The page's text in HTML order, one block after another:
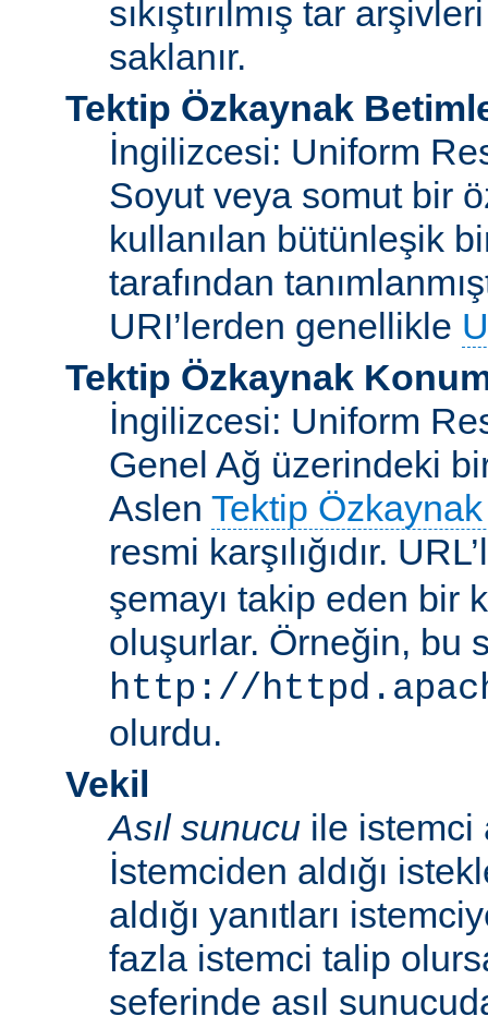
sıkıştırılmış tar
saklanır.
Tektip Özkaynak
İngilizcesi: Uniform
Soyut veya somut bir
kullanılan bütünleşik
tarafından
URI’lerden genellikle
Tektip Özkaynak
İngilizcesi: Uniform
Genel Ağ üzerindeki
Aslen Tektip
resmi karşılığıdır.
şemayı takip eden bir
oluşurlar. Örneğin, bu
http://
olurdu.
Vekil
Asıl sunucu ile istemci
İstemciden aldığı
aldığı yanıtları
fazla istemci talip
seferinde asıl